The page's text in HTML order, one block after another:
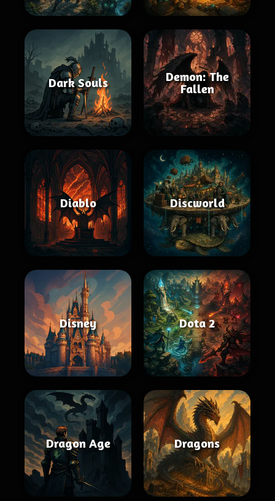
Dark Souls
Demon: The
Fallen
Diablo Discworld
Disney Dota 2
Dragon Age Dragons